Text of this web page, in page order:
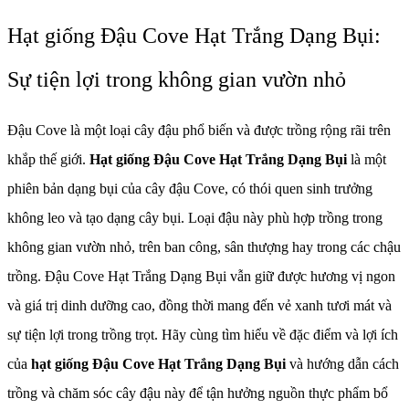
Hạt giống Đậu Cove Hạt Trắng Dạng Bụi:
Sự tiện lợi trong không gian vườn nhỏ
Đậu Cove là một loại cây đậu phổ biến và được trồng rộng rãi trên
khắp thế giới. Hạt giống Đậu Cove Hạt Trắng Dạng Bụi là một
phiên bản dạng bụi của cây đậu Cove, có thói quen sinh trưởng
không leo và tạo dạng cây bụi. Loại đậu này phù hợp trồng trong
không gian vườn nhỏ, trên ban công, sân thượng hay trong các chậu
trồng. Đậu Cove Hạt Trắng Dạng Bụi vẫn giữ được hương vị ngon
và giá trị dinh dưỡng cao, đồng thời mang đến vẻ xanh tươi mát và
sự tiện lợi trong trồng trọt. Hãy cùng tìm hiểu về đặc điểm và lợi ích
của hạt giống Đậu Cove Hạt Trắng Dạng Bụi và hướng dẫn cách
trồng và chăm sóc cây đậu này để tận hưởng nguồn thực phẩm bổ